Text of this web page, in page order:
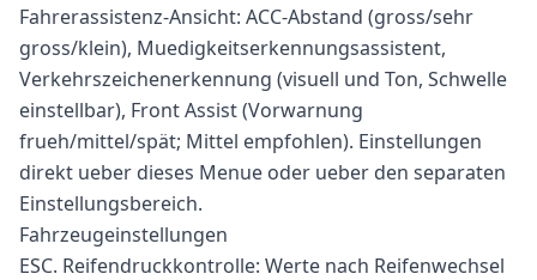
Fahrerassistenz-Ansicht: ACC-Abstand (gross/sehr
gross/klein), Muedigkeitserkennungsassistent,
Verkehrszeichenerkennung (visuell und Ton, Schwelle
einstellbar), Front Assist (Vorwarnung
frueh/mittel/spät; Mittel empfohlen). Einstellungen
direkt ueber dieses Menue oder ueber den separaten
Einstellungsbereich.
Fahrzeugeinstellungen
ESC. Reifendruckkontrolle: Werte nach Reifenwechsel